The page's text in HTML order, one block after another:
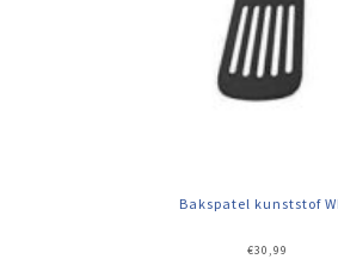
Bakspatel kunststof
€30,99